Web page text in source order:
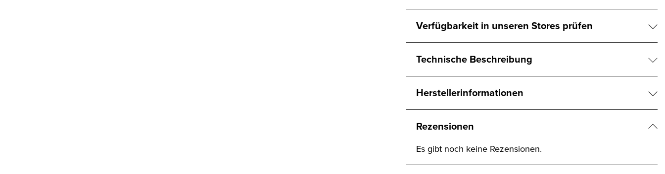
Verfügbarkeit in unseren Stores prüfen
Technische Beschreibung
Herstellerinformationen
Rezensionen
Es gibt noch keine Rezensionen.